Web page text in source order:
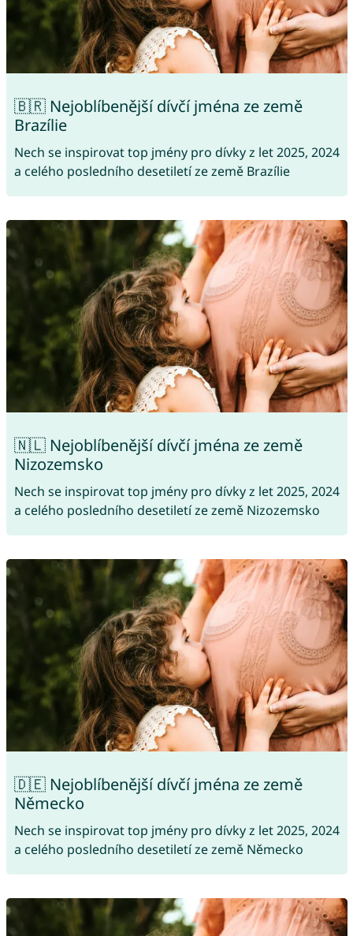
🇧🇷 Nejoblíbenější dívčí jména ze země
Brazílie
Nech se inspirovat top jmény pro dívky z let 2025, 2024
a celého posledního desetiletí ze země Brazílie
🇳🇱 Nejoblíbenější dívčí jména ze země
Nizozemsko
Nech se inspirovat top jmény pro dívky z let 2025, 2024
a celého posledního desetiletí ze země Nizozemsko
🇩🇪 Nejoblíbenější dívčí jména ze země
Německo
Nech se inspirovat top jmény pro dívky z let 2025, 2024
a celého posledního desetiletí ze země Německo